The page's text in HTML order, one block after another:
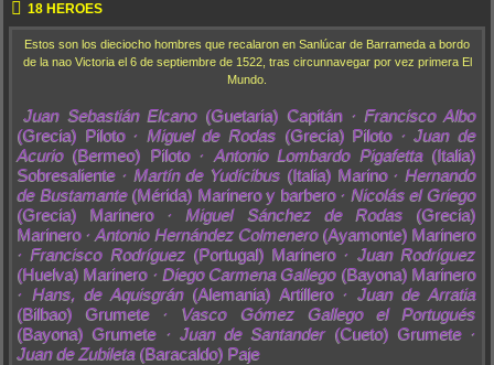
18 HEROES
Estos son los dieciocho hombres que recalaron en Sanlúcar de Barrameda a bordo
de la nao Victoria el 6 de septiembre de 1522, tras circunnavegar por vez primera El
Mundo.
Juan Sebastián Elcano (Guetaria) Capitán ·Francisco Albo
(Grecia) Piloto · Miguel de Rodas (Grecia) Piloto ·Juan de
Acurio (Bermeo) Piloto ·Antonio Lombardo Pigafetta(Italia)
Sobresaliente · Martín de Yudícibus (Italia) Marino · Hernando
de Bustamante(Mérida) Marinero y barbero · Nicolás el Griego
(Grecia) Marinero ·Miguel Sánchez de Rodas (Grecia)
Marinero ·Antonio Hernández Colmenero (Ayamonte) Marinero
·Francisco Rodríguez(Portugal) Marinero ·Juan Rodríguez
(Huelva) Marinero · Diego Carmena Gallego (Bayona) Marinero
· Hans, de Aquisgrán(Alemania) Artillero ·Juan de Arratia
(Bilbao) Grumete ·Vasco Gómez Gallego el Portugués
(Bayona) Grumete ·Juan de Santander(Cueto) Grumete ·
Juan de Zubileta (Baracaldo) Paje